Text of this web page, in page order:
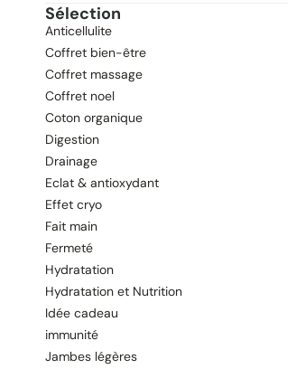
Sélection
Anticellulite
Coffret bien-être
Coffret massage
Coffret noel
Coton organique
Digestion
Drainage
Eclat & antioxydant
Effet cryo
Fait main
Fermeté
Hydratation
Hydratation et Nutrition
Idée cadeau
immunité
Jambes légères